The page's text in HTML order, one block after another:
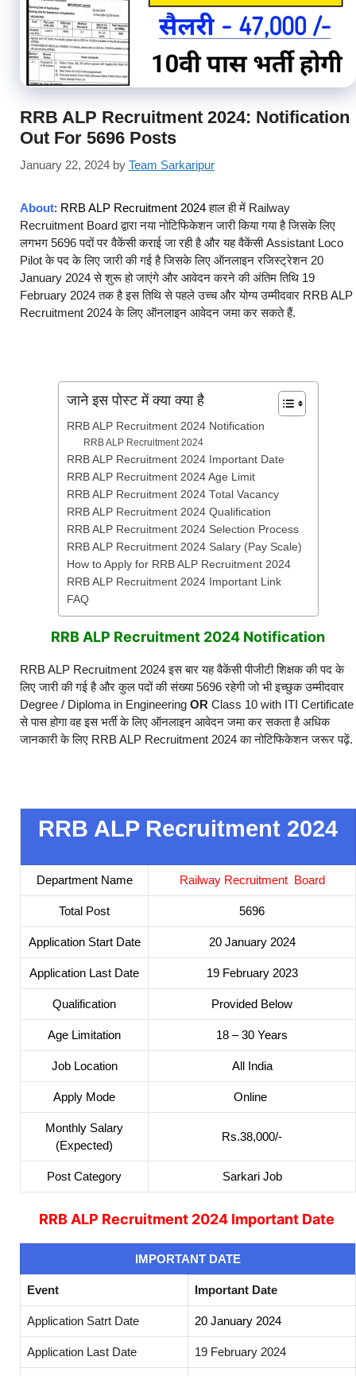
RRB ALP Recruitment 2024: Notification
Out For 5696 Posts
January 22, 2024 by Team Sarkaripur
About: RRB ALP Recruitment 2024हाल ही में Railway
Recruitment Board द्वारा नया नोटिफिकेशन जारी किया गया है जिसके लिए
लगभग 5696 पदों पर वैकेंसी कराई जा रही है और यह वैकेंसी Assistant Loco
Pilot के पद के लिए जारी की गई है जिसके लिए ऑनलाइन रजिस्ट्रेशन 20
January 2024 से शुरू हो जाएंगे और आवेदन करने की अंतिम तिथि 19
February 2024 तक है इस तिथि से पहले उच्च और योग्य उम्मीदवार RRB ALP
Recruitment 2024 के लिए ऑनलाइन आवेदन जमा कर सकते हैं.
जाने इस पोस्ट में क्या क्या है
RRB ALP Recruitment 2024 Notification
RRB ALP Recruitment 2024
RRB ALP Recruitment 2024 Important Date
RRB ALP Recruitment 2024 Age Limit
RRB ALP Recruitment 2024 Total Vacancy
RRB ALP Recruitment 2024 Qualification
RRB ALP Recruitment 2024 Selection Process
RRB ALP Recruitment 2024 Salary (Pay Scale)
How to Apply for RRB ALP Recruitment 2024
RRB ALP Recruitment 2024 Important Link
FAQ
RRB ALP Recruitment 2024 Notification
RRB ALP Recruitment 2024 इस बार यह वैकेंसी पीजीटी शिक्षक की पद के
लिए जारी की गई है और कुल पदों की संख्या 5696 रहेगी जो भी इच्छुक उम्मीदवार
Degree / Diploma in Engineering OR Class 10 with ITI Certificate
से पास होगा वह इस भर्ती के लिए ऑनलाइन आवेदन जमा कर सकता है अधिक
जानकारी के लिए RRB ALP Recruitment 2024 का नोटिफिकेशन जरूर पढ़ें.
RRB ALP Recruitment 2024
Department Name Railway Recruitment Board
Total Post 5696
Application Start Date 20 January 2024
Application Last Date 19 February 2023
Qualification Provided Below
Age Limitation 18 – 30 Years
Job Location All India
Apply Mode Online
Monthly Salary
(Expected)
Rs.38,000/-
Post Category Sarkari Job
RRB ALP Recruitment 2024 Important Date
IMPORTANT DATE
Event Important Date
Application Satrt Date 20 January 2024
Application Last Date 19 February 2024